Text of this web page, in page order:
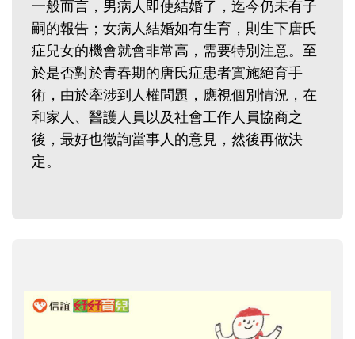
一般而言，男病人即使結婚了，迄今仍未有子
嗣的報告；女病人結婚如有生育，則生下唐氏
症兒女的機會就會非常高，需要特別注意。至
於是否對於青春期的唐氏症患者實施絕育手
術，由於牽涉到人權問題，應視個別情況，在
和家人、醫護人員以及社會工作人員協商之
後，最好也徵詢當事人的意見，然後再做決
定。